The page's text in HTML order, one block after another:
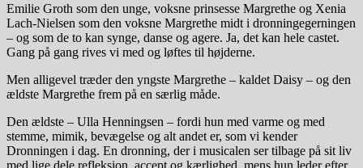
Emilie Groth som den unge, voksne prinsesse Margrethe og Xenia
Lach-Nielsen som den voksne Margrethe midt i dronningegerningen
– og som de to kan synge, danse og agere. Ja, det kan hele castet.
Gang på gang rives vi med og løftes til højderne.
Men alligevel træder den yngste Margrethe – kaldet Daisy – og den
ældste Margrethe frem på en særlig måde.
Den ældste – Ulla Henningsen – fordi hun med varme og med
stemme, mimik, bevægelse og alt andet er, som vi kender
Dronningen i dag. En dronning, der i musicalen ser tilbage på sit liv
med lige dele refleksion, accept og kærlighed, mens hun leder efter